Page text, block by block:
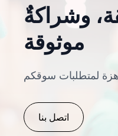
وشراكةٌ
موثوقة
لمتطلبات سوقكم
اتصل بنا